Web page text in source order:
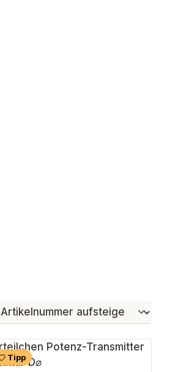
Tipp